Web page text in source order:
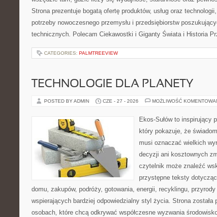
Strona prezentuje bogatą ofertę produktów, usług oraz
potrzeby nowoczesnego przemysłu i przedsiębiorstw
technicznych. Polecam Ciekawostki i Giganty Świata i Historia
CATEGORIES: PALMTREEVIEW
TECHNOLOGIE DLA PLANETY
POSTED BY ADMIN CZE - 27 - 2026 MOŻLIWOŚĆ
Ekos-Sułów to inspirujący
który pokazuje, że
musi oznaczać wielkich
decyzji ani kosztownych
czytelnik może znaleźć
przystępne teksty
domu, zakupów, podróży, gotowania, energii, recyklingu,
wspierających bardziej odpowiedzialny styl życia. Strona została
osobach, które chcą odkrywać współczesne wyzwania